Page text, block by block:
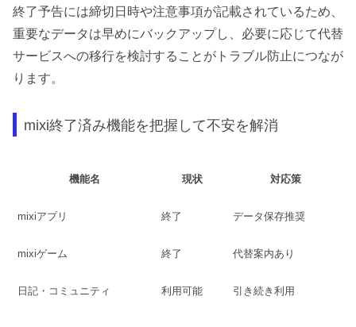
終了予告には締切日時や注意事項が記載されているため、
重要なデータは早めにバックアップし、必要に応じて代替
サービスへの移行を検討することがトラブル防止につなが
ります。
mixi終了済み機能を把握して不安を解消
機能名 現状 対応策
mixiアプリ 終了 データ保存推奨
mixiゲーム 終了 代替案内あり
日記・コミュニティ 利用可能 引き続き利用